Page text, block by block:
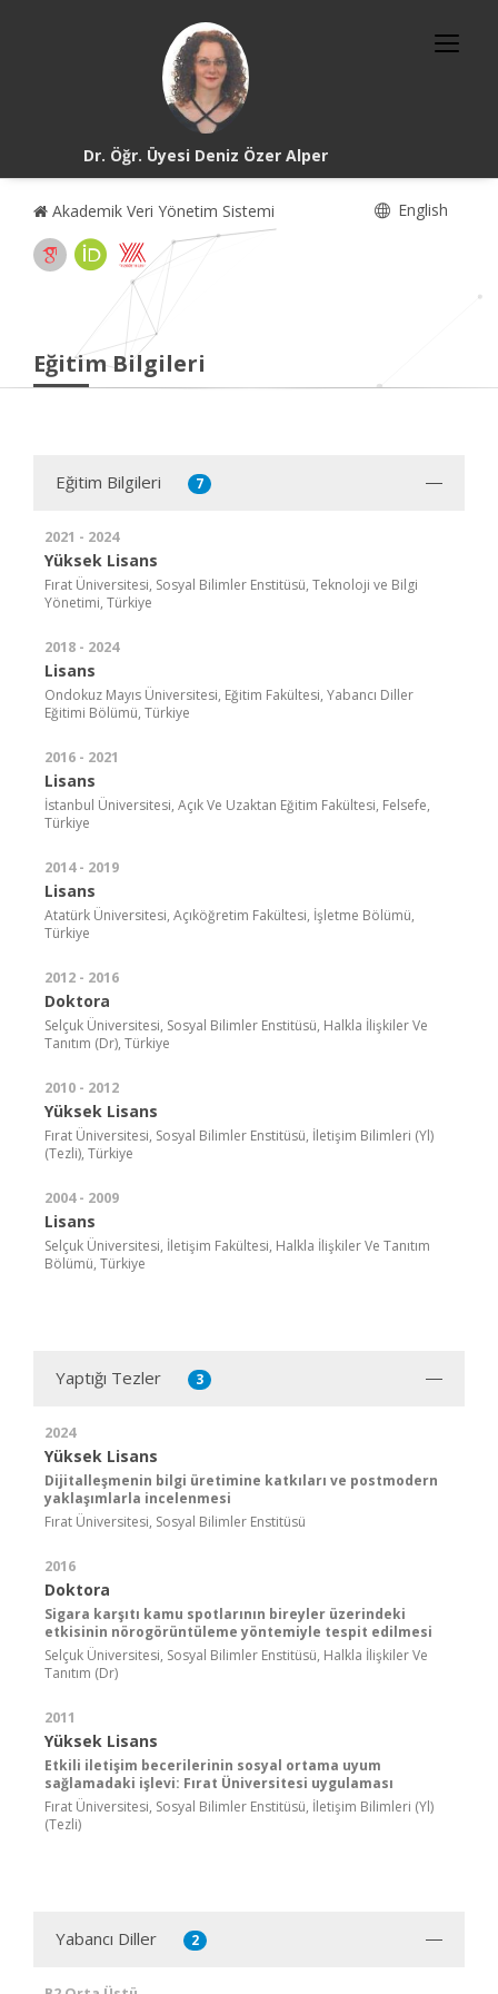
Dr. Öğr. Üyesi Deniz Özer Alper
Akademik Veri Yönetim Sistemi English
Eğitim Bilgileri
Eğitim Bilgileri 7
2021 - 2024
Yüksek Lisans
Fırat Üniversitesi, Sosyal Bilimler Enstitüsü, Teknoloji ve Bilgi
Yönetimi, Türkiye
2018 - 2024
Lisans
Ondokuz Mayıs Üniversitesi, Eğitim Fakültesi, Yabancı Diller
Eğitimi Bölümü, Türkiye
2016 - 2021
Lisans
İstanbul Üniversitesi, Açık Ve Uzaktan Eğitim Fakültesi, Felsefe,
Türkiye
2014 - 2019
Lisans
Atatürk Üniversitesi, Açıköğretim Fakültesi, İşletme Bölümü,
Türkiye
2012 - 2016
Doktora
Selçuk Üniversitesi, Sosyal Bilimler Enstitüsü, Halkla İlişkiler Ve
Tanıtım (Dr), Türkiye
2010 - 2012
Yüksek Lisans
Fırat Üniversitesi, Sosyal Bilimler Enstitüsü, İletişim Bilimleri (Yl)
(Tezli), Türkiye
2004 - 2009
Lisans
Selçuk Üniversitesi, İletişim Fakültesi, Halkla İlişkiler Ve Tanıtım
Bölümü, Türkiye
Yaptığı Tezler 3
2024
Yüksek Lisans
Dijitalleşmenin bilgi üretimine katkıları ve postmodern
yaklaşımlarla incelenmesi
Fırat Üniversitesi, Sosyal Bilimler Enstitüsü
2016
Doktora
Sigara karşıtı kamu spotlarının bireyler üzerindeki
etkisinin nörogörüntüleme yöntemiyle tespit edilmesi
Selçuk Üniversitesi, Sosyal Bilimler Enstitüsü, Halkla İlişkiler Ve
Tanıtım (Dr)
2011
Yüksek Lisans
Etkili iletişim becerilerinin sosyal ortama uyum
sağlamadaki işlevi: Fırat Üniversitesi uygulaması
Fırat Üniversitesi, Sosyal Bilimler Enstitüsü, İletişim Bilimleri (Yl)
(Tezli)
Yabancı Diller 2